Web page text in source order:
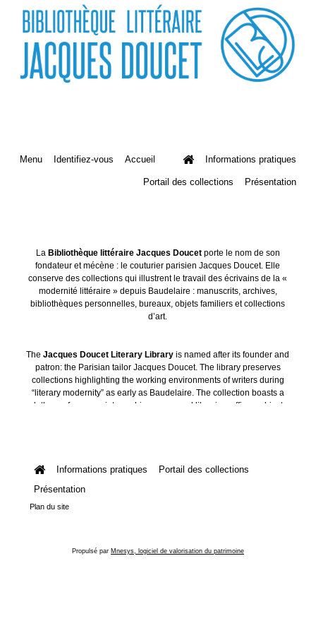
Menu Identifiez-vous Accueil Informations pratiques
Portail des collections Présentation
La Bibliothèque littéraire Jacques Doucetporte le nom de son
fondateur et mécène : le couturier parisien Jacques Doucet. Elle
conserve des collections qui illustrent le travail des écrivains de la «
modernité littéraire » depuis Baudelaire : manuscrits, archives,
bibliothèques personnelles, bureaux, objets familiers et collections
d’art.
TheJacques Doucet Literary Library is named after its founder and
patron: the Parisian tailor Jacques Doucet. The library preserves
collections highlighting the working environments of writers during
“literary modernity” as early as Baudelaire. The collection boasts a
plethora of manuscripts, archives, personal libraries, offices, objects
Informations pratiques
Portail des collections
Présentation
Plan du site
Propulsé par Mnesys, logiciel de valorisation du patrimoine